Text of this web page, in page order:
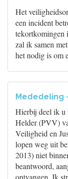
Het
een incident
tekortkomingen
zal ik samen
het nodig is om
Mededeling
Hierbij deel ik u
Helder (PVV)
Veiligheid en
lopen weg uit
2013) niet
beantwoord,
ontvangen. Ik